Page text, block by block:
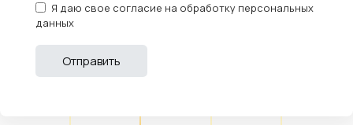
Я даю свое согласие на обработку персональных
данных